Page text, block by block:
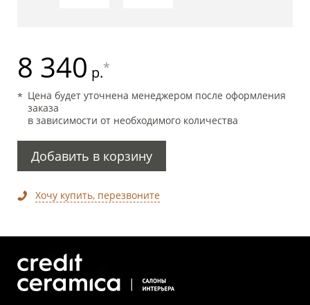
8 340 р.*
Цена будет уточнена менеджером после оформления
заказа
в зависимости от необходимого количества
Добавить в корзину
Хочу купить, перезвоните